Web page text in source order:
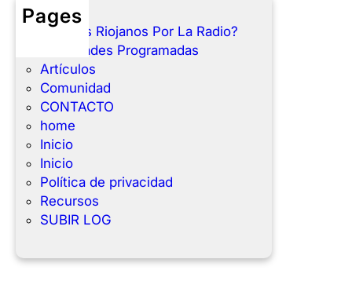
Pages
¿Que es Riojanos Por La Radio?
Actividades Programadas
Artículos
Comunidad
CONTACTO
home
Inicio
Inicio
Política de privacidad
Recursos
SUBIR LOG